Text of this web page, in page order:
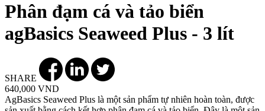
Phân đạm cá và tảo biển
agBasics Seaweed Plus - 3 lít
SHARE
640,000 VND
AgBasics Seaweed Plus là một sản phẩm tự nhiên hoàn toàn, được